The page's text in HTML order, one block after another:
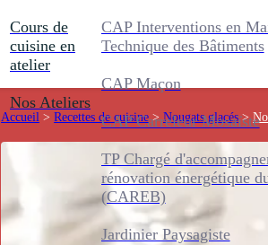
Cours de
cuisine en
atelier
Nos Ateliers
CAP Interventions en
Technique des Bâtiments
CAP Maçon
CAP Carreleur Mosaïste
TP Chargé
rénovation énergétique
(CAREB)
Jardinier Paysagiste
Accueil > Recettes de cuisine > Nougats glacés >